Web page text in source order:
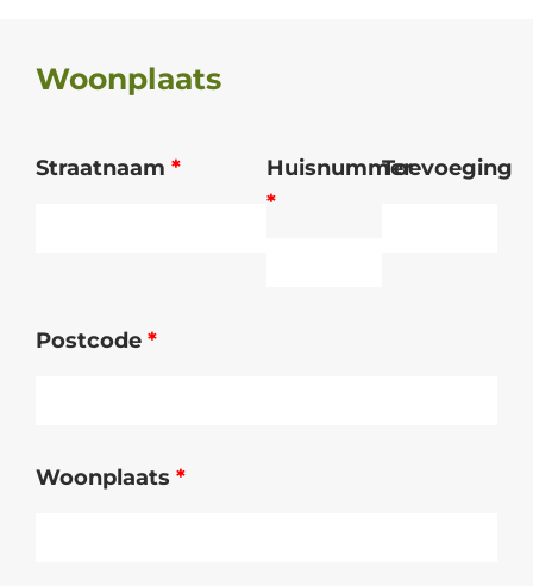
Woonplaats
Straatnaam *
Huisnummer
*
Toevoeging
Postcode *
Woonplaats *